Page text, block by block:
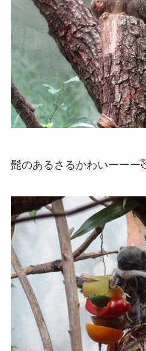
髭のあるさるかわいーーー